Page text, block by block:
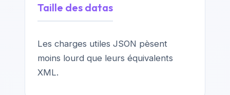
Taille des datas
Les charges utiles JSON pèsent
moins lourd que leurs équivalents
XML.